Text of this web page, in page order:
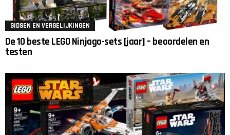
GIDSEN EN VERGELIJKINGEN
De 10 beste LEGO Ninjago-sets [jaar] – beoordelen en
testen